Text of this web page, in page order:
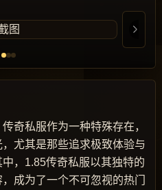
奇私服作为一种特殊存在，
尤其是那些追求极致体验与
，1.85传奇私服以其独特的
成为了一个不可忽视的热门